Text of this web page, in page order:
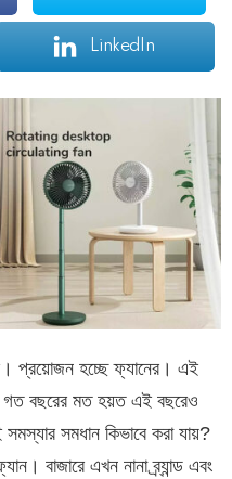
LinkedIn
প্রয়োজন হচ্ছে ফ্যানের। এই
গত বছরের মত হয়ত এই বছরেও
সমধান কিভাবে করা যায়?
বাজারে এখন নানা ব্র্যান্ড এবং